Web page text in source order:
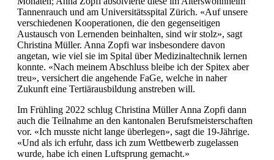
Tannenrauch und am Universitätsspital Zürich. «Auf unsere
verschiedenen Kooperationen, die den gegenseitigen
Austausch von Lernenden beinhalten, sind wir stolz», sagt
Christina Müller. Anna Zopfi war insbesondere davon
angetan, wie viel sie im Spital über Medizinaltechnik lernen
konnte. «Nach meinem Abschluss bleibe ich der Spitex aber
treu», versichert die angehende FaGe, welche in naher
Zukunft eine Tertiärausbildung anstreben will.
Im Frühling 2022 schlug Christina Müller Anna Zopfi dann
auch die Teilnahme an den kantonalen Berufsmeisterschaften
vor. «Ich musste nicht lange überlegen», sagt die 19-Jährige.
«Und als ich erfuhr, dass ich zum Wettbewerb zugelassen
wurde, habe ich einen Luftsprung gemacht.»